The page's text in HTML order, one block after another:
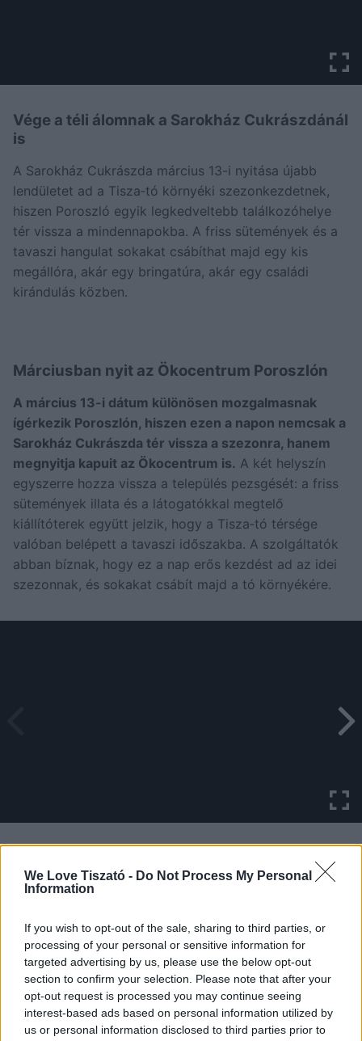
We Love Tiszató - Do Not Process My Personal
Information
If you wish to opt-out of the sale, sharing to third parties, or
processing of your personal or sensitive information for
targeted advertising by us, please use the below opt-out
section to confirm your selection. Please note that after your
opt-out request is processed you may continue seeing
interest-based ads based on personal information utilized by
us or personal information disclosed to third parties prior to
Vége a téli álomnak a Sarokház Cukrászdánál
is
A Sarokház Cukrászda március 13-i nyitása újabb
lendületet ad a Tisza‑tó környéki szezonkezdetnek,
hiszen Poroszló egyik legkedveltebb találkozóhelye
tér vissza a mindennapokba. A friss sütemények és a
tavaszi hangulat sokakat csábíthat majd egy kis
megállóra, akár egy bringatúra, akár egy családi
kirándulás közben.
Márciusban nyit az Ökocentrum Poroszlón
A március 13-i dátum különösen mozgalmasnak
ígérkezik Poroszlón, hiszen ezen a napon nemcsak a
Sarokház Cukrászda tér vissza a szezonra, hanem
megnyitja kapuit az Ökocentrum is. A két helyszín
egyszerre hozza vissza a település pezsgését: a friss
sütemények illata és a látogatókkal megtelő
kiállítóterek együtt jelzik, hogy a Tisza‑tó térsége
valóban belépett a tavaszi időszakba. A szolgáltatók
abban bíznak, hogy ez a nap erős kezdést ad az idei
szezonnak, és sokakat csábít majd a tó környékére.
2026. augusztus 6. - 2026. augusztus 8.17:30 - 20:30
Panorama Beach Club – Abádszalók
2026. augusztus 8. - 2026. augusztus 9.21:00 - 01:30
Hegedűszó a Tisza közepén – Naplementés